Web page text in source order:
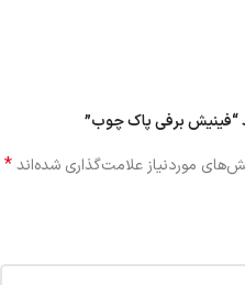
“فینیش برفی پاک چوب”
موردنیاز علامت‌گذاری شده‌اند*